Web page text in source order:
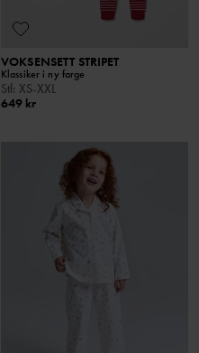
VOKSENSETT STRIPET
Klassiker i ny farge
Stl: XS-XXL
649 kr